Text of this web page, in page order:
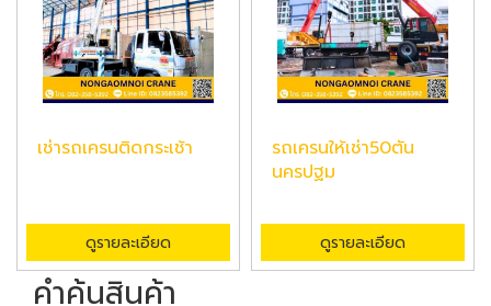
เช่ารถเครนติดกระเช้า
ดูรายละเอียด
รถเครนให้เช่า50ตัน
นครปฐม
ดูรายละเอียด
คำค้นสินค้า